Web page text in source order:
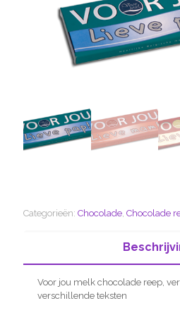
Categorieën: Chocolade Chocolade
Voor jou melk chocolade reep,
verschillende teksten